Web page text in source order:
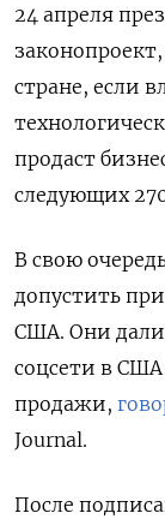
24 апреля
стране, если
продаст
следующих
В свою
допустить
США. Они дали
соцсети в
продажи,
Journal.
После